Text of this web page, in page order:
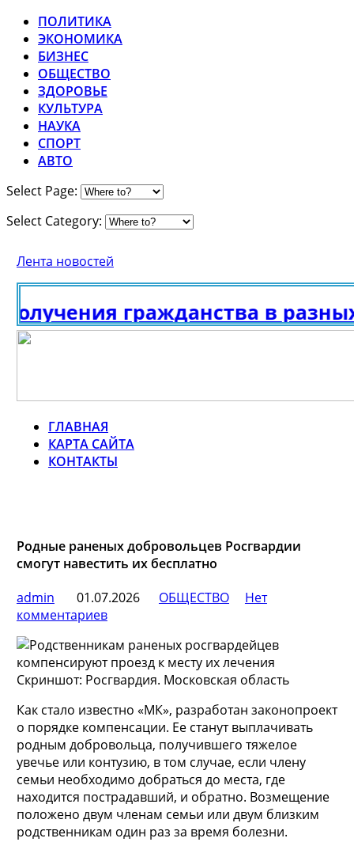
ПОЛИТИКА
ЭКОНОМИКА
БИЗНЕС
ОБЩЕСТВО
ЗДОРОВЬЕ
КУЛЬТУРА
НАУКА
СПОРТ
АВТО
Select Page:
Select Category:
Лента новостей
гражданства в разных
ГЛАВНАЯ
КАРТА САЙТА
КОНТАКТЫ
Родные раненых добровольцев Росгвардии
смогут навестить их бесплатно
admin
01.07.2026 ОБЩЕСТВО
Нет
комментариев
Скриншот: Росгвардия. Московская область
Как стало известно «МК», разработан законопроект
о порядке компенсации. Ее станут выплачивать
родным добровольца, получившего тяжелое
увечье или контузию, в том случае, если члену
семьи необходимо добраться до места, где
находится пострадавший, и обратно. Возмещение
положено двум членам семьи или двум близким
родственникам один раз за время болезни.